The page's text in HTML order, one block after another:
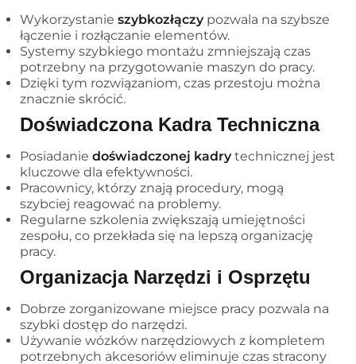
Wykorzystanie szybkozłączypozwala na szybsze
łączenie i rozłączanie elementów.
Systemy szybkiego montażu zmniejszają czas
potrzebny na przygotowanie maszyn do pracy.
Dzięki tym rozwiązaniom, czas przestoju można
znacznie skrócić.
Doświadczona Kadra Techniczna
Posiadanie doświadczonej kadrytechnicznej jest
kluczowe dla efektywności.
Pracownicy, którzy znają procedury, mogą
szybciej reagować na problemy.
Regularne szkolenia zwiększają umiejętności
zespołu, co przekłada się na lepszą organizację
pracy.
Organizacja Narzędzi i Osprzętu
Dobrze zorganizowane miejsce pracy pozwala na
szybki dostęp do narzędzi.
Używanie wózków narzędziowych z kompletem
potrzebnych akcesoriów eliminuje czas stracony